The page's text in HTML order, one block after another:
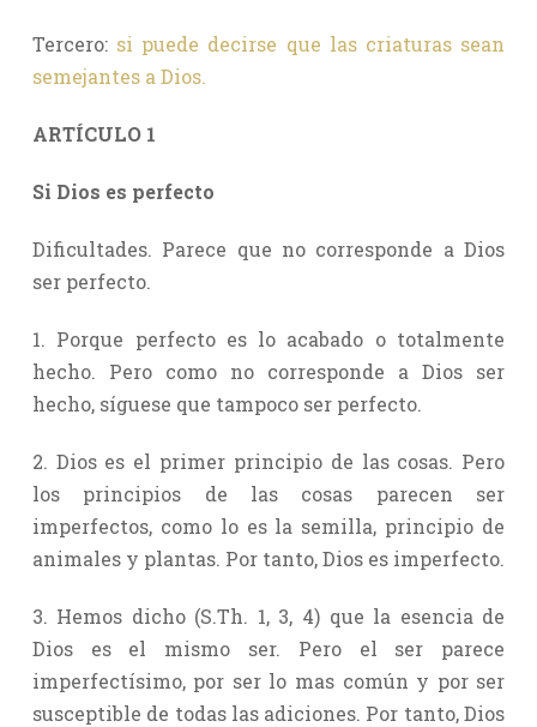
Tercero: si puede decirse que las criaturas sean
semejantes a Dios.
ARTÍCULO 1
Si Dios es perfecto
Dificultades. Parece que no corresponde a Dios
ser perfecto.
1. Porque perfecto es lo acabado o totalmente
hecho. Pero como no corresponde a Dios ser
hecho, síguese que tampoco ser perfecto.
2. Dios es el primer principio de las cosas. Pero
los principios de las cosas parecen ser
imperfectos, como lo es la semilla, principio de
animales y plantas. Por tanto, Dios es imperfecto.
3. Hemos dicho (S.Th. 1, 3, 4) que la esencia de
Dios es el mismo ser. Pero el ser parece
imperfectísimo, por ser lo mas común y por ser
susceptible de todas las adiciones. Por tanto, Dios